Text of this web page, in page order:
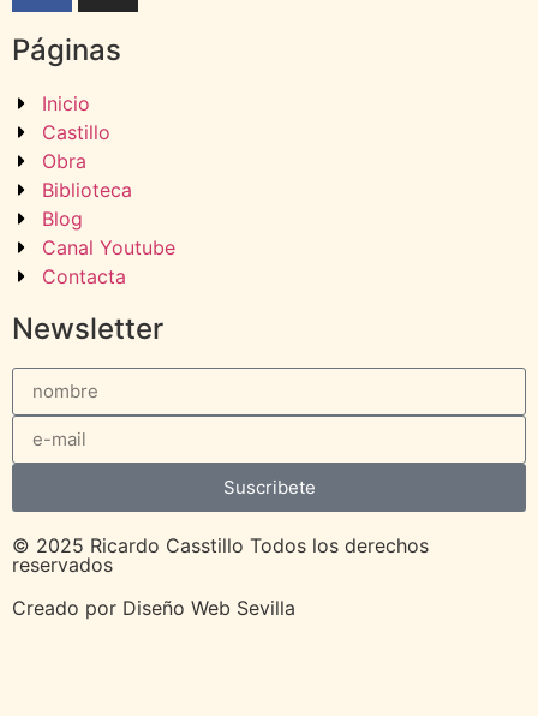
Páginas
Inicio
Castillo
Obra
Biblioteca
Blog
Canal Youtube
Contacta
Newsletter
Suscribete
© 2025 Ricardo Casstillo Todos los derechos
reservados
Creado por Diseño Web Sevilla